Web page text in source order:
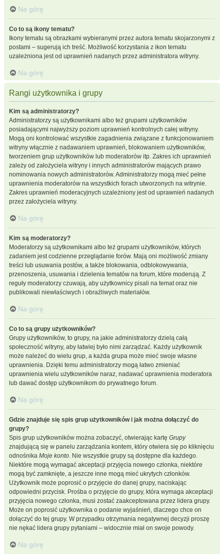
Na górę
Co to są ikony tematu?
Ikony tematu są obrazkami wybieranymi przez autora tematu skojarzonymi z
postami – sugerują ich treść. Możliwość korzystania z ikon tematu
uzależniona jest od uprawnień nadanych przez administratora witryny.
Na górę
Rangi użytkownika i grupy
Kim są administratorzy?
Administratorzy są użytkownikami albo też grupami użytkowników
posiadającymi najwyższy poziom uprawnień kontrolnych całej witryny.
Mogą oni kontrolować wszystkie zagadnienia związane z funkcjonowaniem
witryny włącznie z nadawaniem uprawnień, blokowaniem użytkowników,
tworzeniem grup użytkowników lub moderatorów itp. Zakres ich uprawnień
zależy od założyciela witryny i innych administratorów mających prawo
nominowania nowych administratorów. Administratorzy mogą mieć pełne
uprawnienia moderatorów na wszystkich forach utworzonych na witrynie.
Zakres uprawnień moderacyjnych uzależniony jest od uprawnień nadanych
przez założyciela witryny.
Na górę
Kim są moderatorzy?
Moderatorzy są użytkownikami albo też grupami użytkowników, których
zadaniem jest codzienne przeglądanie forów. Mają oni możliwość zmiany
treści lub usuwania postów, a także blokowania, odblokowywania,
przenoszenia, usuwania i dzielenia tematów na forum, które moderują. Z
reguły moderatorzy czuwają, aby użytkownicy pisali na temat oraz nie
publikowali niewłaściwych i obraźliwych materiałów.
Na górę
Co to są grupy użytkowników?
Grupy użytkowników, to grupy, na jakie administratorzy dzielą całą
społeczność witryny, aby łatwiej było nimi zarządzać. Każdy użytkownik
może należeć do wielu grup, a każda grupa może mieć swoje własne
uprawnienia. Dzięki temu administratorzy mogą łatwo zmieniać
uprawnienia wielu użytkowników naraz, nadawać uprawnienia moderatora
lub dawać dostęp użytkownikom do prywatnego forum.
Na górę
Gdzie znajduje się spis grup użytkowników i jak można dołączyć do
grupy?
Spis grup użytkowników można zobaczyć, otwierając kartę Grupy
znajdującą się w panelu zarządzania kontem, który otwiera się po kliknięciu
odnośnika Moje konto. Nie wszystkie grupy są dostępne dla każdego.
Niektóre mogą wymagać akceptacji przyjęcia nowego członka, niektóre
mogą być zamknięte, a jeszcze inne mogą mieć ukrytych członków.
Użytkownik może poprosić o przyjęcie do danej grupy, naciskając
odpowiedni przycisk. Prośba o przyjęcie do grupy, która wymaga akceptacji
przyjęcia nowego członka, musi zostać zaakceptowana przez lidera grupy.
Może on poprosić użytkownika o podanie wyjaśnień, dlaczego chce on
dołączyć do tej grupy. W przypadku otrzymania negatywnej decyzji proszę
nie nękać lidera grupy pytaniami – widocznie miał on swoje powody.
Na górę